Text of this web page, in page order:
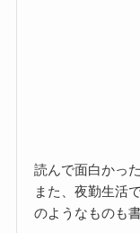
読んで面白かっ
また、夜勤生活
のようなものも